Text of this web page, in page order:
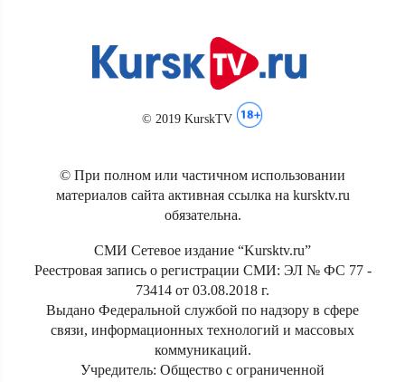
© 2019 KurskTV
© При полном или частичном использовании
материалов сайта активная ссылка на kursktv.ru
обязательна.
СМИ Сетевое издание “Kursktv.ru”
Реестровая запись о регистрации СМИ: ЭЛ № ФС 77 -
73414 от 03.08.2018 г.
Выдано Федеральной службой по надзору в сфере
связи, информационных технологий и массовых
коммуникаций.
Учредитель: Общество с ограниченной